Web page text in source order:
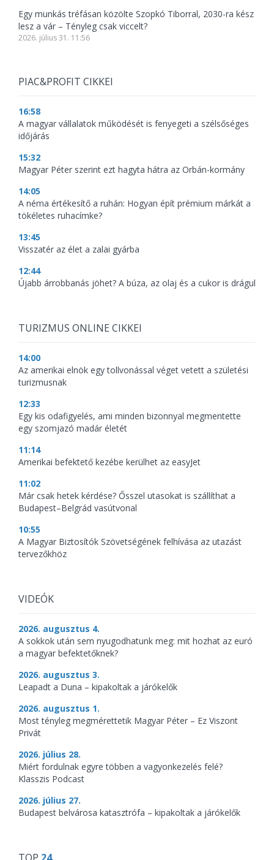
Egy munkás tréfásan közölte Szopkó Tiborral, 2030-ra kész
lesz a vár – Tényleg csak viccelt?
2026. július 31. 11:56
PIAC&PROFIT CIKKEI
16:58
A magyar vállalatok működését is fenyegeti a szélsőséges
időjárás
15:32
Magyar Péter szerint ezt hagyta hátra az Orbán-kormány
14:05
A néma értékesítő a ruhán: Hogyan épít prémium márkát a
tökéletes ruhacímke?
13:45
Visszatér az élet a zalai gyárba
12:44
Újabb árrobbanás jöhet? A búza, az olaj és a cukor is drágul
TURIZMUS ONLINE CIKKEI
14:00
Az amerikai elnök egy tollvonással véget vetett a születési
turizmusnak
12:33
Egy kis odafigyelés, ami minden bizonnyal megmentette
egy szomjazó madár életét
11:14
Amerikai befektető kezébe kerülhet az easyJet
11:02
Már csak hetek kérdése? Ősszel utasokat is szállíthat a
Budapest–Belgrád vasútvonal
10:55
A Magyar Biztosítók Szövetségének felhívása az utazást
tervezőkhöz
VIDEÓK
2026. augusztus 4.
A sokkok után sem nyugodhatunk meg: mit hozhat az euró
a magyar befektetőknek?
2026. augusztus 3.
Leapadt a Duna – kipakoltak a járókelők
2026. augusztus 1.
Most tényleg megmérettetik Magyar Péter – Ez Viszont
Privát
2026. július 28.
Miért fordulnak egyre többen a vagyonkezelés felé?
Klasszis Podcast
2026. július 27.
Budapest belvárosa katasztrófa – kipakoltak a járókelők